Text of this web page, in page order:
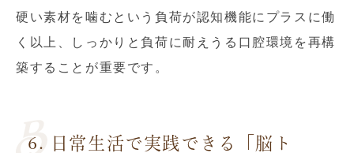
硬い素材を噛むという負荷が認知機能にプラスに働
く以上、しっかりと負荷に耐えうる口腔環境を再構
築することが重要です。
6. 日常生活で実践できる「脳ト